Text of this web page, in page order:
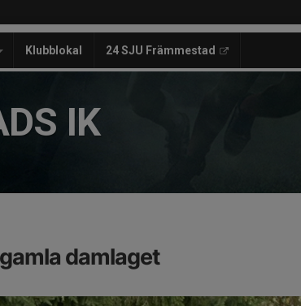
Klubblokal 24 SJU Främmestad
IK
damlaget